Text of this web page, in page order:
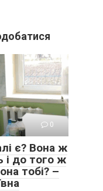
0
є? Вона ж
і до того ж
тобі? –